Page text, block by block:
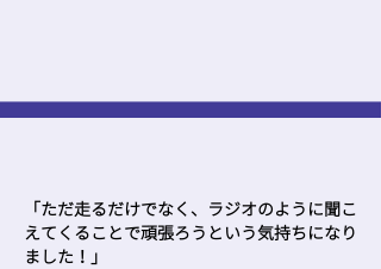
「ただ走るだけでなく、ラジオのように聞こ
えてくることで頑張ろうという気持ちになり
ました！」